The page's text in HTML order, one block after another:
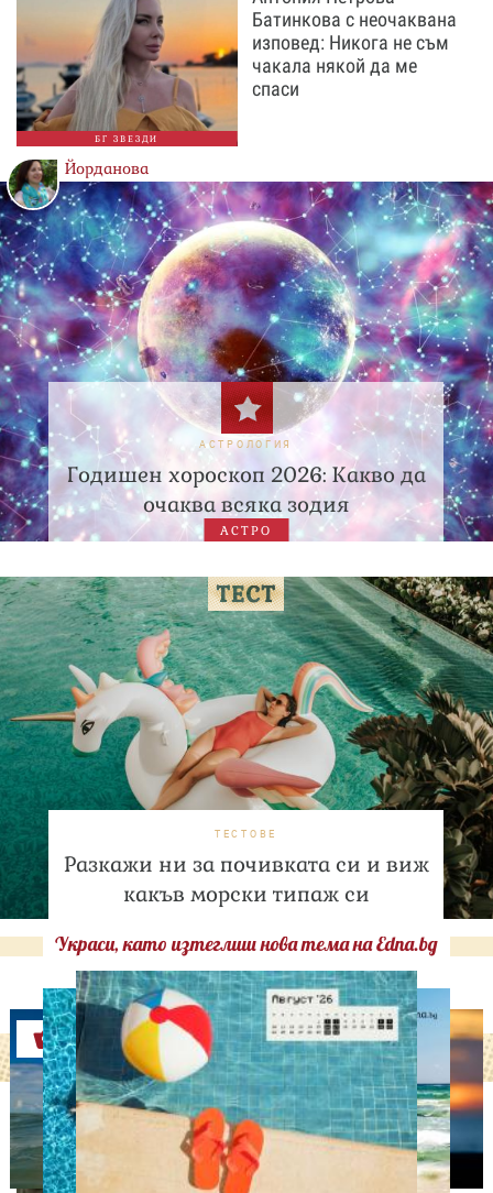
БГ ЗВЕЗДИ
Батинкова с неочаквана
изповед: Никога не съм
чакала някой да ме
спаси
Йорданова
АСТРОЛОГИЯ
Годишен хороскоп 2026: Какво да
очаква всяка зодия
АСТРО
ТЕСТОВЕ
Разкажи ни за почивката си и виж
какъв морски типаж си
Украси, като изтеглиш нова тема на Edna.bg
Оферти
ЛЮБОПИТНО
Тайната на добрата
вечеря не се крие в